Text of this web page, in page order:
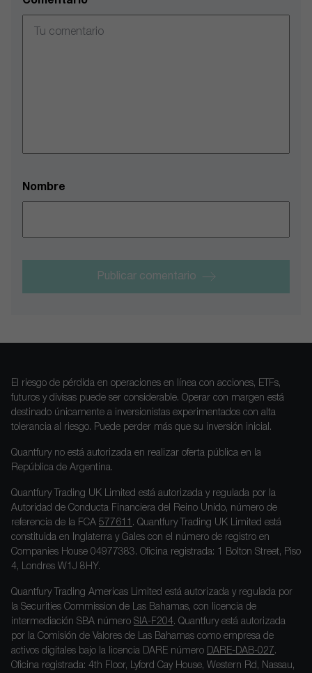
Nombre
Publicar comentario
El riesgo de pérdida en operaciones en línea con acciones, ETFs,
futuros y divisas puede ser considerable. Operar con margen está
destinado únicamente a inversionistas experimentados con alta
tolerancia al riesgo. Puede perder más que su inversión inicial.
Quantfury no está autorizada en realizar oferta pública en la
República de Argentina.
Quantfury Trading UK Limited está autorizada y regulada por la
Autoridad de Conducta Financiera del Reino Unido, número de
referencia de la FCA 577611 . Quantfury Trading UK Limited está
constituida en Inglaterra y Gales con el número de registro en
Companies House 04977383. Oficina registrada: 1 Bolton Street, Piso
4, Londres W1J 8HY.
Quantfury Trading Americas Limited está autorizada y regulada por
la Securities Commission de Las Bahamas, con licencia de
intermediación SBA número SIA-F204. Quantfury está autorizada
por la Comisión de Valores de Las Bahamas como empresa de
activos digitales bajo la licencia DARE número DARE-DAB-027 .
Oficina registrada: 4th Floor, Lyford Cay House, Western Rd, Nassau,